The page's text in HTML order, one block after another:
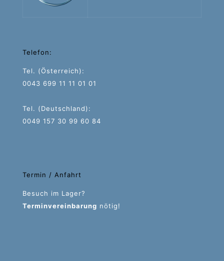
Telefon:
Tel. (Österreich):
0043 699 11 11 01 01
Tel. (Deutschland):
0049 157 30 99 60 84
Termin / Anfahrt
Besuch im Lager?
Terminvereinbarung nötig!